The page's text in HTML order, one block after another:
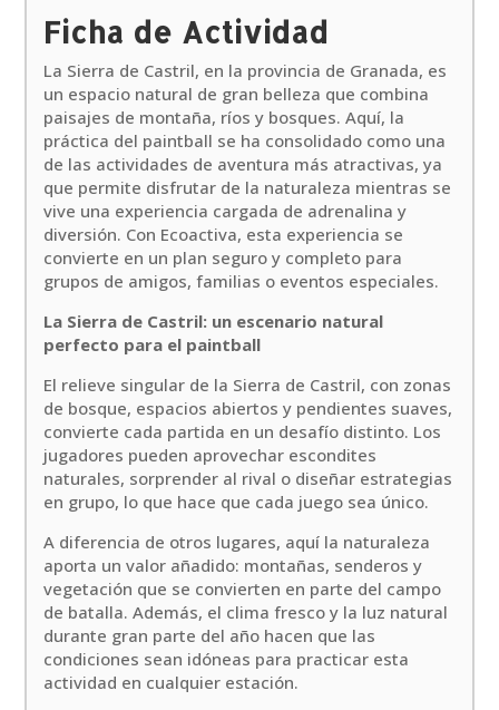
Ficha de Actividad
La Sierra de Castril, en la provincia de Granada, es
un espacio natural de gran belleza que combina
paisajes de montaña, ríos y bosques. Aquí, la
práctica del paintball se ha consolidado como una
de las actividades de aventura más atractivas, ya
que permite disfrutar de la naturaleza mientras se
vive una experiencia cargada de adrenalina y
diversión. Con Ecoactiva, esta experiencia se
convierte en un plan seguro y completo para
grupos de amigos, familias o eventos especiales.
La Sierra de Castril: un escenario natural
perfecto para el paintball
El relieve singular de la Sierra de Castril, con zonas
de bosque, espacios abiertos y pendientes suaves,
convierte cada partida en un desafío distinto. Los
jugadores pueden aprovechar escondites
naturales, sorprender al rival o diseñar estrategias
en grupo, lo que hace que cada juego sea único.
A diferencia de otros lugares, aquí la naturaleza
aporta un valor añadido: montañas, senderos y
vegetación que se convierten en parte del campo
de batalla. Además, el clima fresco y la luz natural
durante gran parte del año hacen que las
condiciones sean idóneas para practicar esta
actividad en cualquier estación.